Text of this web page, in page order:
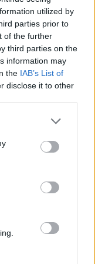
utilized by
parties prior to
of the further
third parties on the
information may
the IAB’s List of
disclose it to other
agli investimenti sulla
grandine, anche
produzioni”.
la difesa delle varietà
del comizio,
evidenziato che la
di poter
necessarie misure
ridurre il rischio
l’anno scorso